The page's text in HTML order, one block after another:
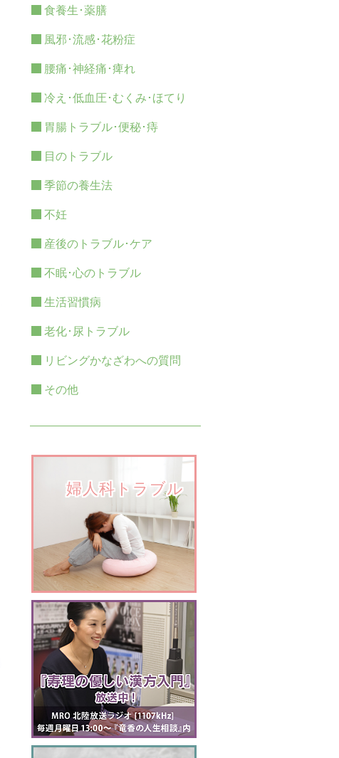
食養生･薬膳
風邪･流感･花粉症
腰痛･神経痛･痺れ
冷え･低血圧･むくみ･ほてり
胃腸トラブル･便秘･痔
目のトラブル
季節の養生法
不妊
産後のトラブル･ケア
不眠･心のトラブル
生活習慣病
老化･尿トラブル
リビングかなざわへの質問
その他
婦人科トラブル